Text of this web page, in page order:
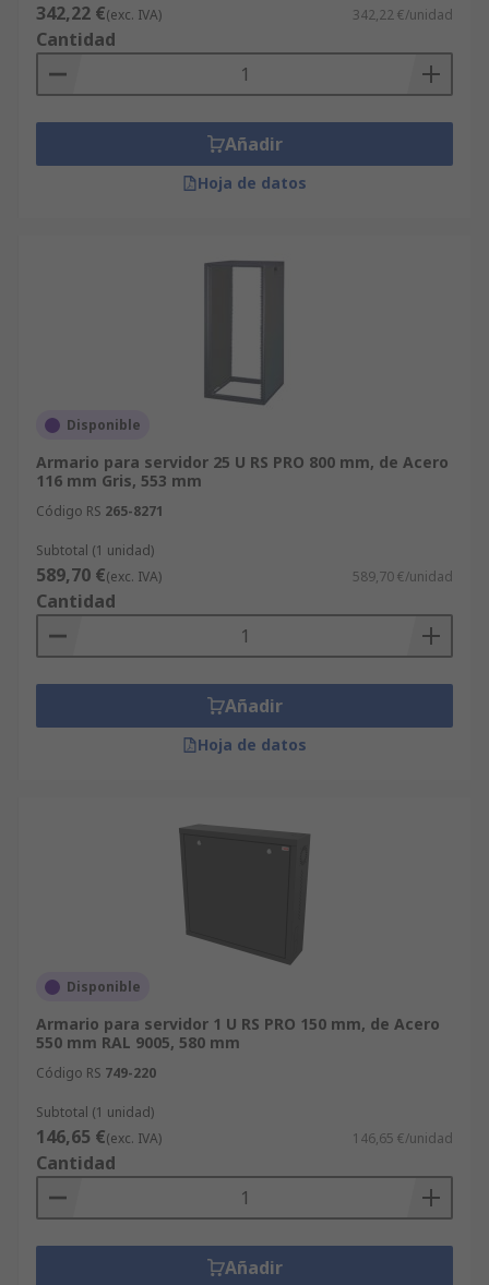
342,22 €(exc. IVA) 342,22 €/unidad
Cantidad
Añadir
Hoja de datos
Disponible
Armario para servidor 25 U RS PRO 800 mm, de Acero
116 mm Gris, 553 mm
Código RS 265-8271
Subtotal (1 unidad)
589,70 €(exc. IVA) 589,70 €/unidad
Cantidad
Añadir
Hoja de datos
Disponible
Armario para servidor 1 U RS PRO 150 mm, de Acero
550 mm RAL 9005, 580 mm
Código RS 749-220
Subtotal (1 unidad)
146,65 €(exc. IVA) 146,65 €/unidad
Cantidad
Añadir